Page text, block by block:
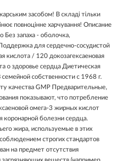
засобом! В складі тільки
повноцінне харчування! Описание
Без запаха - оболочка,
для сердечно-сосудистой
кислота / 120 докозагексаеновая
о здоровье сердца Диетическая
собственности с 1968 г.
качества GMP Предварительные,
показывают, что потребление
омега-3 жирных кислот
коронарной болезни сердца.
жира, используемые в этих
строгих стандартов
на предмет отсутствия